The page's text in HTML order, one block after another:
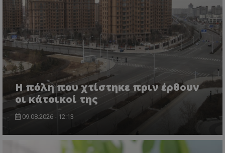
Η πόλη που χτίστηκε πριν έρθουν
οι κάτοικοί της
09.08.2026 - 12:13